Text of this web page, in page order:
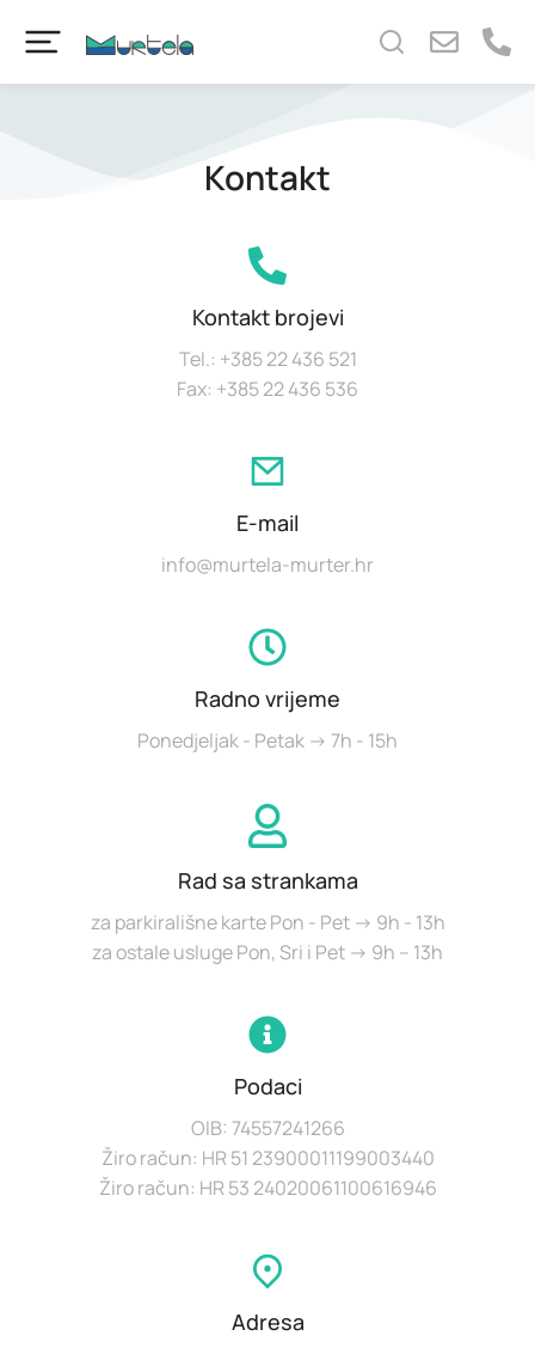
Kontakt
Kontakt brojevi
Tel.: +385 22 436 521
Fax: +385 22 436 536
E-mail
info@murtela-murter.hr
Radno vrijeme
Ponedjeljak - Petak -> 7h - 15h
Rad sa strankama
za parkirališne karte Pon - Pet -> 9h - 13h
za ostale usluge Pon, Sri i Pet -> 9h – 13h
Podaci
OIB: 74557241266
Žiro račun: HR 51 23900011199003440
Žiro račun: HR 53 24020061100616946
Adresa